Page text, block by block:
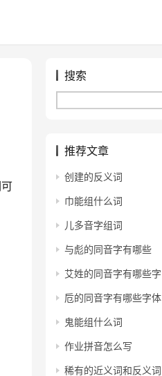
搜索
推荐文章
创建的反义词
巾能组什么词
儿多音字组词
与彪的同音字有哪些
艾姓的同音字有哪些字
卮的同音字有哪些字体
鬼能组什么词
作业拼音怎么写
稀有的近义词和反义词